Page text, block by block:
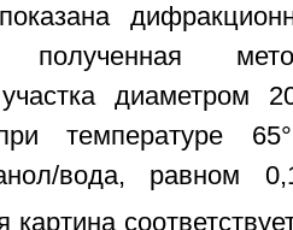
полученная
диаметром
температуре
вода, равном